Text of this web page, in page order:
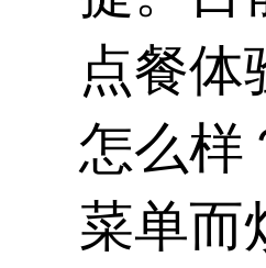
点餐体
怎么样
菜单而